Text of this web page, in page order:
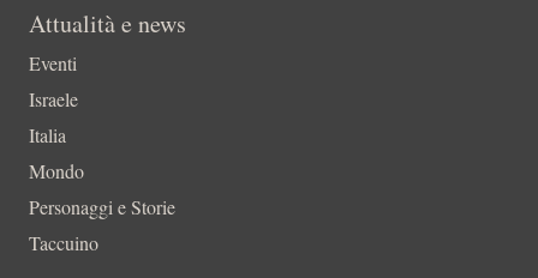
Attualità e news
Eventi
Israele
Italia
Mondo
Personaggi e Storie
Taccuino